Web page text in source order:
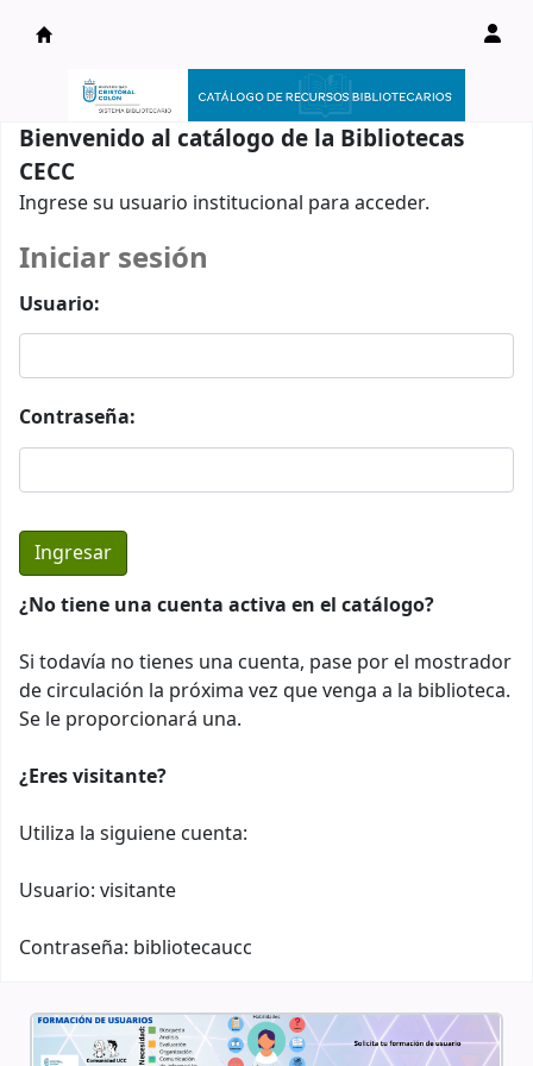
Catálogo en línea
Bienvenido al catálogo de la Bibliotecas
CECC
Ingrese su usuario institucional para acceder.
Iniciar sesión
Usuario:
Contraseña:
¿No tiene una cuenta activa en el catálogo?
Si todavía no tienes una cuenta, pase por el mostrador
de circulación la próxima vez que venga a la biblioteca.
Se le proporcionará una.
¿Eres visitante?
Utiliza la siguiene cuenta:
Usuario: visitante
Contraseña: bibliotecaucc